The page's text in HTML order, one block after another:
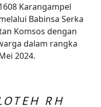
Karangampel
Babinsa Serka
Komsos dengan
dalam rangka
2024.